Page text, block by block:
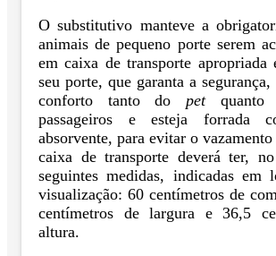
O substitutivo manteve a
animais de pequeno porte serem
em caixa de transporte apropriada
seu porte, que garanta a
conforto tanto do petquanto
passageiros e esteja forrada
absorvente, para evitar o
caixa de transporte deverá ter,
seguintes medidas, indicadas em
visualização: 60 centímetros de
centímetros de largura e 36,5
altura.